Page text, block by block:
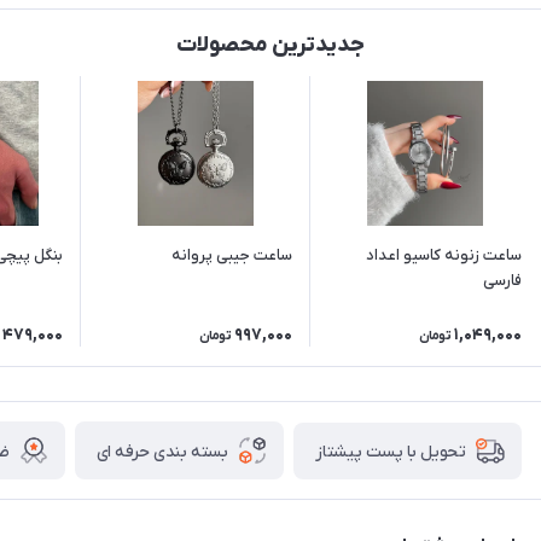
جدیدترین محصولات
ساعت زنونه کاسیو اعداد
فارسی
1,049,000 تومان
ساعت جیبی پروانه
997,000 تومان
بنگل
479,000
تحویل با پست پیشتاز بسته بندی حرفه ای